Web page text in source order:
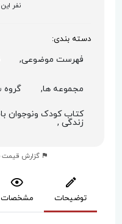
نفر
دسته بندی:
فهرست موضوعی,
مجموعه ها,
کتاب کودک ونوجوان
زندگی ,
گزارش قیمت
توضیحات مشخصات